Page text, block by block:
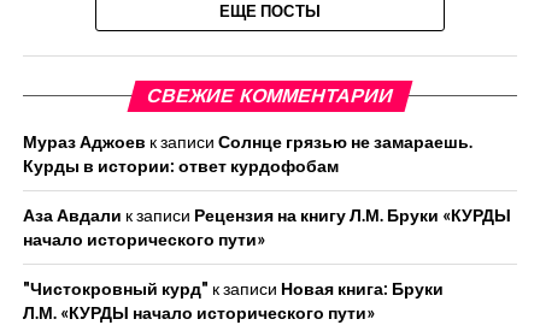
ЕЩЕ ПОСТЫ
СВЕЖИЕ КОММЕНТАРИИ
Мураз Аджоев к записи Солнце грязью не замараешь.
Курды в истории: ответ курдофобам
Аза Авдали к записи Рецензия на книгу Л.М. Бруки «КУРДЫ
начало исторического пути»
"Чистокровный курд" к записи Новая книга: Бруки
Л.М. «КУРДЫ начало исторического пути»